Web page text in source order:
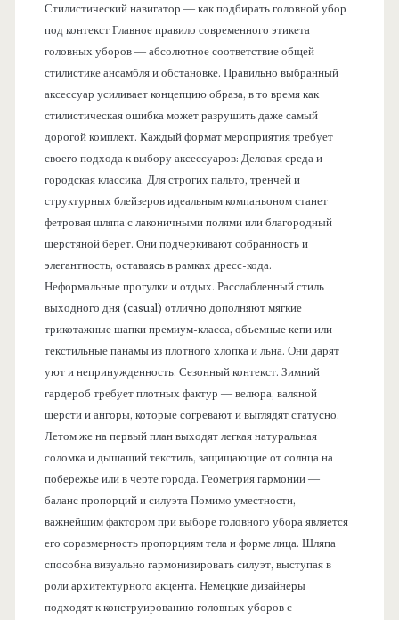
Стилистический навигатор — как подбирать головной убор
под контекст Главное правило современного этикета
головных уборов — абсолютное соответствие общей
стилистике ансамбля и обстановке. Правильно выбранный
аксессуар усиливает концепцию образа, в то время как
стилистическая ошибка может разрушить даже самый
дорогой комплект. Каждый формат мероприятия требует
своего подхода к выбору аксессуаров: Деловая среда и
городская классика. Для строгих пальто, тренчей и
структурных блейзеров идеальным компаньоном станет
фетровая шляпа с лаконичными полями или благородный
шерстяной берет. Они подчеркивают собранность и
элегантность, оставаясь в рамках дресс-кода.
Неформальные прогулки и отдых. Расслабленный стиль
выходного дня (casual) отлично дополняют мягкие
трикотажные шапки премиум-класса, объемные кепи или
текстильные панамы из плотного хлопка и льна. Они дарят
уют и непринужденность. Сезонный контекст. Зимний
гардероб требует плотных фактур — велюра, валяной
шерсти и ангоры, которые согревают и выглядят статусно.
Летом же на первый план выходят легкая натуральная
соломка и дышащий текстиль, защищающие от солнца на
побережье или в черте города. Геометрия гармонии —
баланс пропорций и силуэта Помимо уместности,
важнейшим фактором при выборе головного убора является
его соразмерность пропорциям тела и форме лица. Шляпа
способна визуально гармонизировать силуэт, выступая в
роли архитектурного акцента. Немецкие дизайнеры
подходят к конструированию головных уборов с